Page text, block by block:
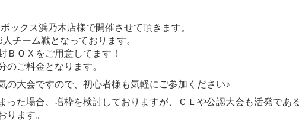
ックス浜乃木店様で開催させて頂きます。
チーム戦となっております。
ＢＯＸをご用意してます！
のご料金となります。
の大会ですので、初心者様も気軽にご参加ください♪
った場合、増枠を検討しておりますが、ＣＬや公認大会も活発である
ります。